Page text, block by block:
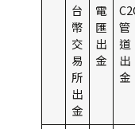
台
幣
交
易
所
出
金
電
匯
出
金
管
道
出
金